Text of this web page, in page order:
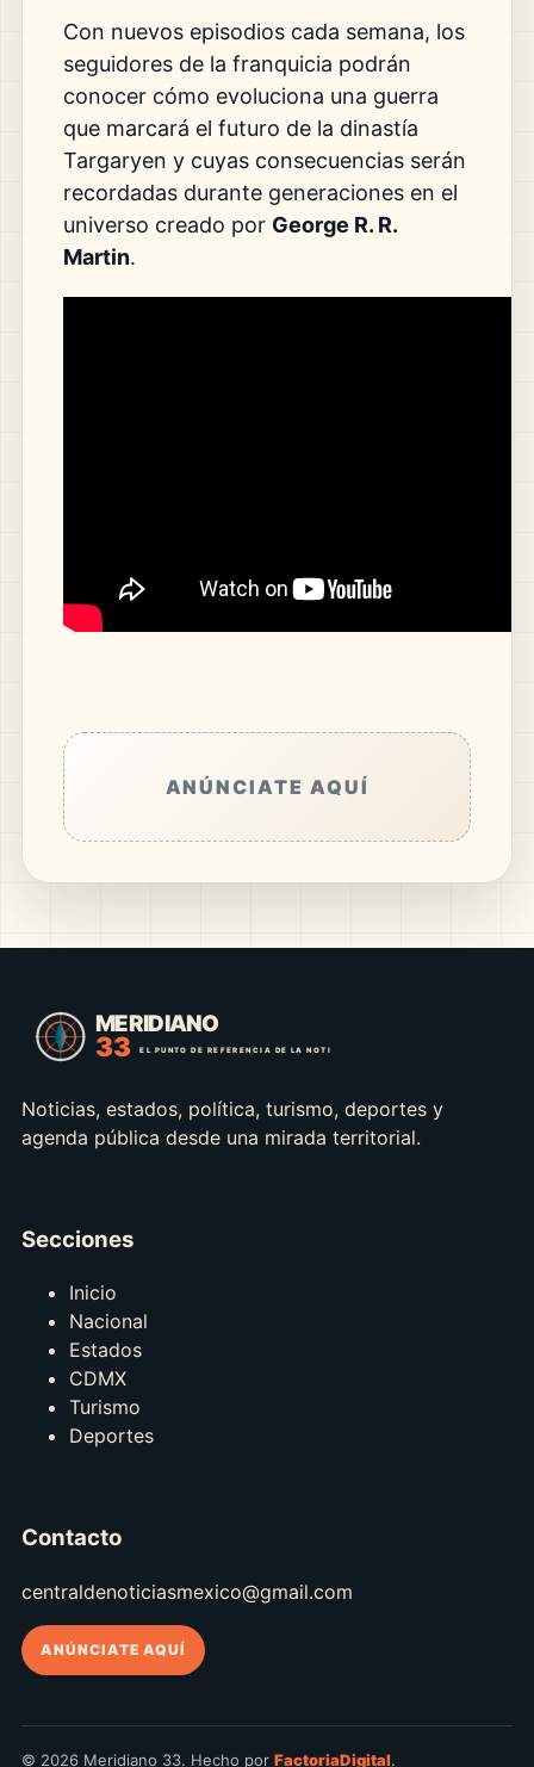
Con nuevos episodios cada semana, los
seguidores de la franquicia podrán
conocer cómo evoluciona una guerra
que marcará el futuro de la dinastía
Targaryen y cuyas consecuencias serán
recordadas durante generaciones en el
universo creado por George R. R.
Martin.
ANÚNCIATE AQUÍ
Noticias, estados, política, turismo, deportes y
agenda pública desde una mirada territorial.
Secciones
Inicio
Nacional
Estados
CDMX
Turismo
Deportes
Contacto
centraldenoticiasmexico@gmail.com
ANÚNCIATE AQUÍ
© 2026 Meridiano 33. Hecho por FactoriaDigital.